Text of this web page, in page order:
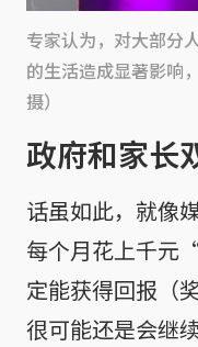
专家认为，对大部分
的生活造成显著影响
摄）
政府和家长
话虽如此，就像
每个月花上千元
定能获得回报（
很可能还是会继